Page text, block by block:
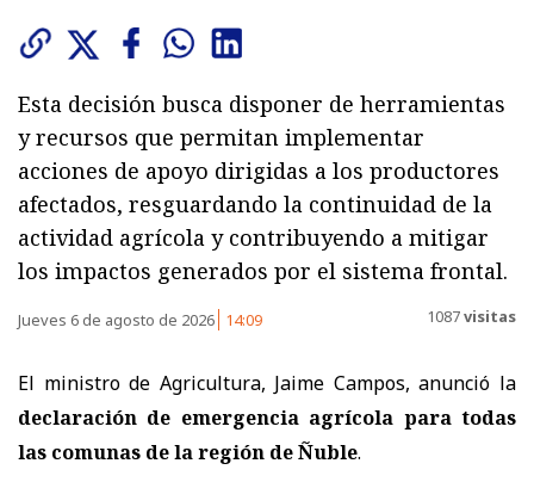
Esta decisión busca disponer de herramientas
y recursos que permitan implementar
acciones de apoyo dirigidas a los productores
afectados, resguardando la continuidad de la
actividad agrícola y contribuyendo a mitigar
los impactos generados por el sistema frontal.
Jueves 6 de agosto de 2026 14:09 1087visitas
El ministro de Agricultura, Jaime Campos, anunció la
declaración de emergencia agrícola para todas
las comunas de la región de Ñuble.